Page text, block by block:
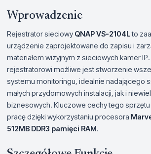
Wprowadzenie
Rejestrator sieciowy QNAP VS-2104Lto
urządzenie zaprojektowane do zapisu i
materiałem wizyjnym z sieciowych kamer
rejestratorowi możliwe jest stworzenie
systemu monitoringu, idealnie nadającego
małych przydomowych instalacji, jak i
biznesowych. Kluczowe cechy tego
pracę dzięki wykorzystaniu procesora
512MB DDR3 pamięci RAM.